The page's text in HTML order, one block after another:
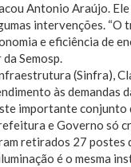
Antonio Araújo.
intervenções.
e eficiência de
Semosp.
(Sinfra),
às demandas
importante
e Governo só
retirados 27
é o mesma